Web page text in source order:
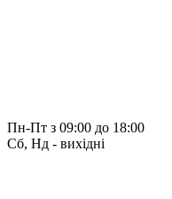
Пн-Пт з 09:00 до 18:00
Сб, Нд - вихідні